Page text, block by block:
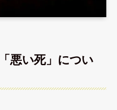
悪い死」につい